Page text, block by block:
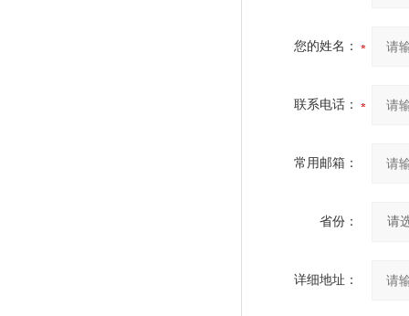
您的姓名：
联系电话：
常用邮箱：
省份：
详细地址：